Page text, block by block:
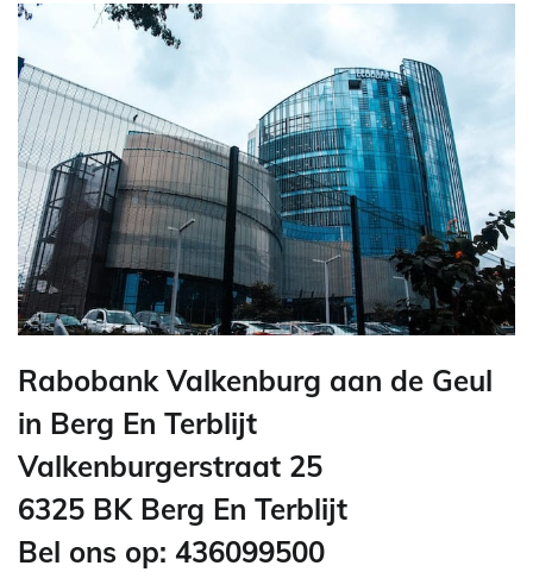
Rabobank Valkenburg aan de Geul
in Berg En Terblijt
Valkenburgerstraat 25
6325 BK Berg En Terblijt
Bel ons op: 436099500